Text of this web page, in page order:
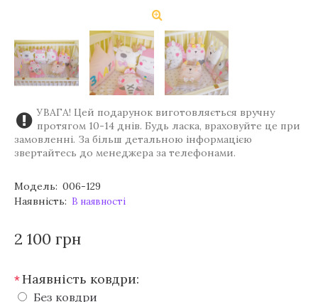
УВАГА! Цей подарунок виготовляється вручну
протягом 10-14 днів. Будь ласка, враховуйте це при
замовленні. За більш детальною інформацією
звертайтесь до менеджера за телефонами.
Модель: 006-129
Наявність: В наявності
2 100 грн
*Наявність ковдри:
Без ковдри